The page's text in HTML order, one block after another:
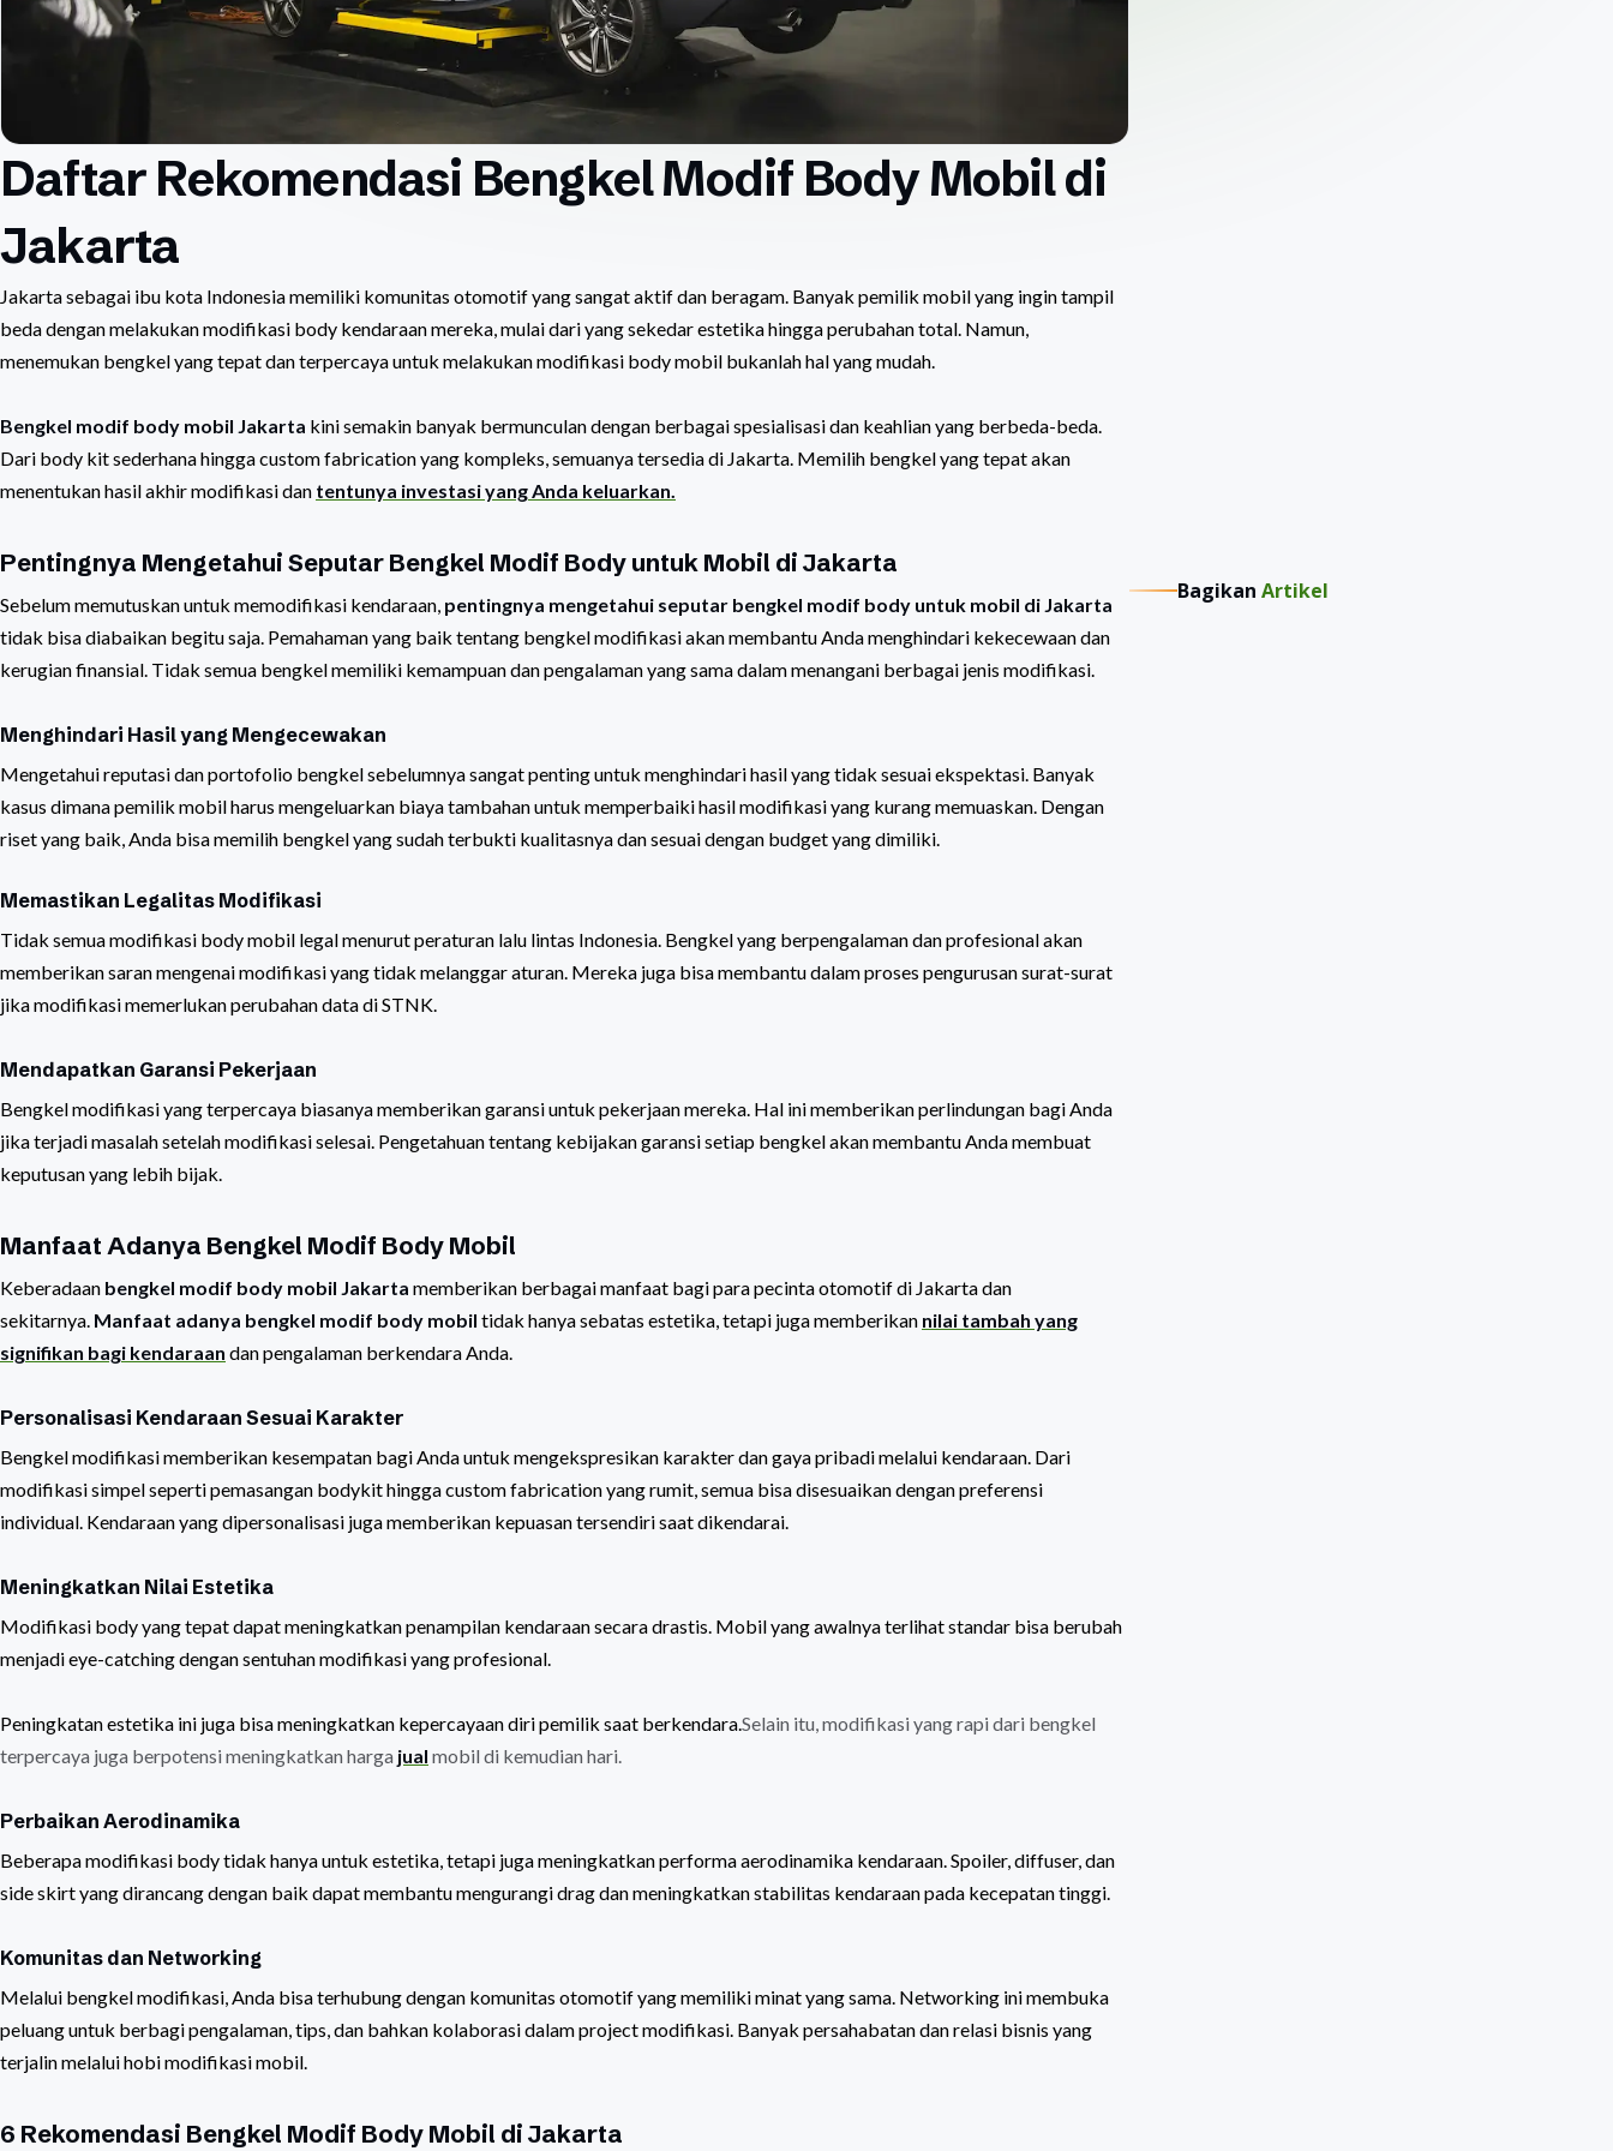
Daftar Rekomendasi Bengkel Modif Body Mobil di
Jakarta
Jakarta sebagai ibu kota Indonesia memiliki komunitas otomotif yang sangat aktif dan beragam. Banyak pemilik mobil yang ingin tampil
beda dengan melakukan modifikasi body kendaraan mereka, mulai dari yang sekedar estetika hingga perubahan total. Namun,
menemukan bengkel yang tepat dan terpercaya untuk melakukan modifikasi body mobil bukanlah hal yang mudah.
Bengkel modif body mobil Jakarta kini semakin banyak bermunculan dengan berbagai spesialisasi dan keahlian yang berbeda-beda.
Dari body kit sederhana hingga custom fabrication yang kompleks, semuanya tersedia di Jakarta. Memilih bengkel yang tepat akan
menentukan hasil akhir modifikasi dan tentunya investasi yang Anda keluarkan.
Pentingnya Mengetahui Seputar Bengkel Modif Body untuk Mobil di Jakarta
Sebelum memutuskan untuk memodifikasi kendaraan, pentingnya mengetahui seputar bengkel modif body untuk mobil di Jakarta
tidak bisa diabaikan begitu saja. Pemahaman yang baik tentang bengkel modifikasi akan membantu Anda menghindari kekecewaan dan
kerugian finansial. Tidak semua bengkel memiliki kemampuan dan pengalaman yang sama dalam menangani berbagai jenis modifikasi.
Menghindari Hasil yang Mengecewakan
Mengetahui reputasi dan portofolio bengkel sebelumnya sangat penting untuk menghindari hasil yang tidak sesuai ekspektasi. Banyak
kasus dimana pemilik mobil harus mengeluarkan biaya tambahan untuk memperbaiki hasil modifikasi yang kurang memuaskan. Dengan
riset yang baik, Anda bisa memilih bengkel yang sudah terbukti kualitasnya dan sesuai dengan budget yang dimiliki.
Memastikan Legalitas Modifikasi
Tidak semua modifikasi body mobil legal menurut peraturan lalu lintas Indonesia. Bengkel yang berpengalaman dan profesional akan
memberikan saran mengenai modifikasi yang tidak melanggar aturan. Mereka juga bisa membantu dalam proses pengurusan surat-surat
jika modifikasi memerlukan perubahan data di STNK.
Mendapatkan Garansi Pekerjaan
Bengkel modifikasi yang terpercaya biasanya memberikan garansi untuk pekerjaan mereka. Hal ini memberikan perlindungan bagi Anda
jika terjadi masalah setelah modifikasi selesai. Pengetahuan tentang kebijakan garansi setiap bengkel akan membantu Anda membuat
keputusan yang lebih bijak.
Manfaat Adanya Bengkel Modif Body Mobil
Keberadaan bengkel modif body mobil Jakarta memberikan berbagai manfaat bagi para pecinta otomotif di Jakarta dan
sekitarnya. Manfaat adanya bengkel modif body mobil tidak hanya sebatas estetika, tetapi juga memberikan nilai tambah yang
signifikan bagi kendaraan dan pengalaman berkendara Anda.
Personalisasi Kendaraan Sesuai Karakter
Bengkel modifikasi memberikan kesempatan bagi Anda untuk mengekspresikan karakter dan gaya pribadi melalui kendaraan. Dari
modifikasi simpel seperti pemasangan bodykit hingga custom fabrication yang rumit, semua bisa disesuaikan dengan preferensi
individual. Kendaraan yang dipersonalisasi juga memberikan kepuasan tersendiri saat dikendarai.
Meningkatkan Nilai Estetika
Modifikasi body yang tepat dapat meningkatkan penampilan kendaraan secara drastis. Mobil yang awalnya terlihat standar bisa berubah
menjadi eye-catching dengan sentuhan modifikasi yang profesional.
Peningkatan estetika ini juga bisa meningkatkan kepercayaan diri pemilik saat berkendara.Selain itu, modifikasi yang rapi dari bengkel
terpercaya juga berpotensi meningkatkan harga jual mobil di kemudian hari.
Perbaikan Aerodinamika
Beberapa modifikasi body tidak hanya untuk estetika, tetapi juga meningkatkan performa aerodinamika kendaraan. Spoiler, diffuser, dan
side skirt yang dirancang dengan baik dapat membantu mengurangi drag dan meningkatkan stabilitas kendaraan pada kecepatan tinggi.
Komunitas dan Networking
Melalui bengkel modifikasi, Anda bisa terhubung dengan komunitas otomotif yang memiliki minat yang sama. Networking ini membuka
peluang untuk berbagi pengalaman, tips, dan bahkan kolaborasi dalam project modifikasi. Banyak persahabatan dan relasi bisnis yang
terjalin melalui hobi modifikasi mobil.
6 Rekomendasi Bengkel Modif Body Mobil di Jakarta
Bagikan Artikel